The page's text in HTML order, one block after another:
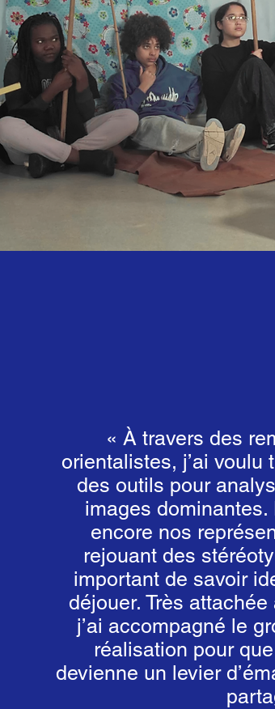
« À travers des
orientalistes, j’ai voulu
des outils pour
images dominantes.
encore nos
rejouant des
important de savoir
déjouer. Très
j’ai accompagné le
réalisation pour
devienne un levier